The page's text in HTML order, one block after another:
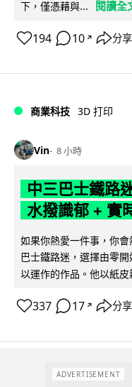
下，僅憑藉與... 閱讀全
194 10 ↗ 分享
商業科技 3D 打印
Vin 8 小時
中三巴士鐵路
水撥識郁 + 實
如果你熱愛一件事，你
巴士鐵路迷，選擇由零
以運作的作品。他以紙
337 17 ↗ 分享
ADVERTISEMENT